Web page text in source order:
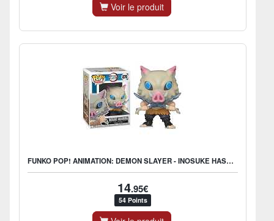
Voir le produit
FUNKO POP! ANIMATION: DEMON SLAYER - INOSUKE HASHIBIRA
14.95€
54 Points